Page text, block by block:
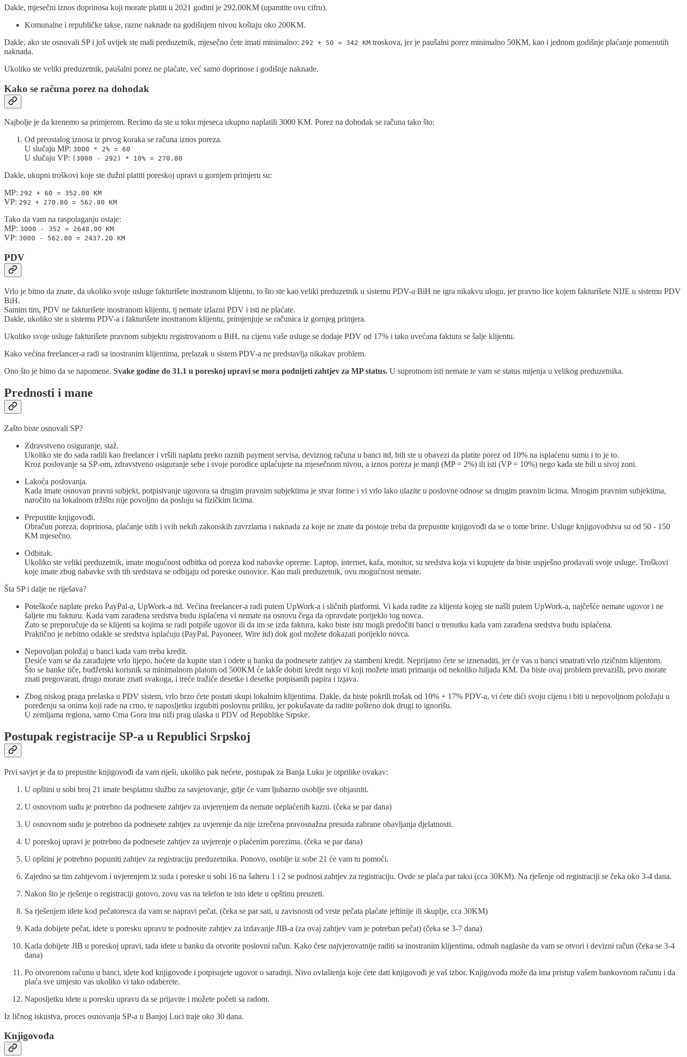
Dakle, mjesečni iznos doprinosa koji morate platiti u 2021 godini je 292.00KM (upamtite ovu cifru).
Komunalne i republičke takse, razne naknade na godišnjem nivou koštaju oko 200KM.
Dakle, ako ste osnovali SP i još uvijek ste mali preduzetnik, mjesečno ćete imati minimalno: 292 + 50 = 342 KM troskova, jer je paušalni porez minimalno 50KM, kao i jednom godišnje plaćanje pomenutih
naknada.
Ukoliko ste veliki preduzetnik, paušalni porez ne plaćate, već samo doprinose i godišnje naknade.
Kako se računa porez na dohodak
Najbolje je da krenemo sa primjerom. Recimo da ste u toku mjeseca ukupno naplatili 3000 KM. Porez na dohodak se računa tako što:
Od preostalog iznosa iz prvog koraka se računa iznos poreza.
U slučaju MP: 3000 * 2% = 60
U slučaju VP: (3000 - 292) * 10% = 270.80
Dakle, ukupni troškovi koje ste dužni platiti poreskoj upravi u gornjem primjeru su:
MP: 292 + 60 = 352.00 KM
VP: 292 + 270.80 = 562.80 KM
Tako da vam na raspolaganju ostaje:
MP: 3000 - 352 = 2648.00 KM
VP: 3000 - 562.80 = 2437.20 KM
PDV
Vrlo je bitno da znate, da ukoliko svoje usluge fakturišete inostranom klijentu, to što ste kao veliki preduzetnik u sistemu PDV-a BiH ne igra nikakvu ulogu, jer pravno lice kojem fakturišete NIJE u sistemu PDV
BiH.
Samim tim, PDV ne fakturišete inostranom klijentu, tj nemate izlazni PDV i isti ne plaćate.
Dakle, ukoliko ste u sistemu PDV-a i fakturišete inostranom klijentu, primjenjuje se računica iz gornjeg primjera.
Ukoliko svoje usluge fakturišete pravnom subjektu registrovanom u BiH, na cijenu vaše usluge se dodaje PDV od 17% i tako uvećana faktura se šalje klijentu.
Kako većina freelancer-a radi sa inostranim klijentima, prelazak u sistem PDV-a ne predstavlja nikakav problem.
Ono što je bitno da se napomene. Svake godine do 31.1 u poreskoj upravi se mora podnijeti zahtjev za MP status. U suprotnom isti nemate te vam se status mijenja u velikog preduzetnika.
Prednosti i mane
Zašto biste osnovali SP?
Zdravstveno osiguranje, staž.
Ukoliko ste do sada radili kao freelancer i vršili naplatu preko raznih payment servisa, deviznog računa u banci itd, bili ste u obavezi da platite porez od 10% na isplaćenu sumu i to je to.
Kroz poslovanje sa SP-om, zdravstveno osiguranje sebe i svoje porodice uplaćujete na mjesečnom nivou, a iznos poreza je manji (MP = 2%) ili isti (VP = 10%) nego kada ste bili u sivoj zoni.
Lakoća poslovanja.
Kada imate osnovan pravni subjekt, potpisivanje ugovora sa drugim pravnim subjektima je stvar forme i vi vrlo lako ulazite u poslovne odnose sa drugim pravnim licima. Mnogim pravnim subjektima,
naročito na lokalnom tržištu nije povoljno da posluju sa fizičkim licima.
Prepustite knjigovođi.
Obračun poreza, doprinosa, plaćanje istih i svih nekih zakonskih zavrzlama i naknada za koje ne znate da postoje treba da prepustite knjigovođi da se o tome brine. Usluge knjigovodstva su od 50 - 150
KM mjesečno.
Odbitak.
Ukoliko ste veliki preduzetnik, imate mogućnost odbitka od poreza kod nabavke opreme. Laptop, internet, kafa, monitor, su sredstva koja vi kupujete da biste uspješno prodavali svoje usluge. Troškovi
koje imate zbog nabavke svih tih sredstava se odbijaju od poreske osnovice. Kao mali preduzetnik, ovu mogućnost nemate.
Šta SP i dalje ne riješava?
Poteškoće naplate preko PayPal-a, UpWork-a itd. Većina freelancer-a radi putem UpWork-a i sličnih platformi. Vi kada radite za klijenta kojeg ste našli putem UpWork-a, najčešće nemate ugovor i ne
šaljete mu fakturu. Kada vam zarađena sredstva budu isplaćena vi nemate na osnovu čega da opravdate porijeklo tog novca.
Zato se preporučuje da se klijenti sa kojima se radi potpiše ugovor ili da im se izda faktura, kako biste istu mogli predočiti banci u trenutku kada vam zarađena sredstva budu isplaćena.
Praktično je nebitno odakle se sredstva isplaćuju (PayPal, Payoneer, Wire itd) dok god možete dokazati porijeklo novca.
Nepovoljan položaj u banci kada vam treba kredit.
Desiće vam se da zarađujete vrlo lijepo, hoćete da kupite stan i odete u banku da podnesete zahtjev za stambeni kredit. Neprijatno ćete se iznenaditi, jer će vas u banci smatrati vrlo rizičnim klijentom.
Što se banke tiče, budžetski korisnik sa minimalnom platom od 500KM će lakše dobiti kredit nego vi koji možete imati primanja od nekoliko hiljada KM. Da biste ovaj problem prevazišli, prvo morate
znati pregovarati, drugo morate znati svakoga, i treće tražiće desetke i desetke potpisanih papira i izjava.
Zbog niskog praga prelaska u PDV sistem, vrlo brzo ćete postati skupi lokalnim klijentima. Dakle, da biste pokrili trošak od 10% + 17% PDV-a, vi ćete dići svoju cijenu i biti u nepovoljnom položaju u
poređenju sa onima koji rade na crno, te naposljetku izgubiti poslovnu priliku, jer pokušavate da radite pošteno dok drugi to ignorišu.
U zemljama regiona, samo Crna Gora ima niži prag ulaska u PDV od Republike Srpske.
Postupak registracije SP-a u Republici Srpskoj
Prvi savjet je da to prepustite knjigovođi da vam riješi, ukoliko pak nećete, postupak za Banja Luku je otprilike ovakav:
U opštini u sobi broj 21 imate besplatnu službu za savjetovanje, gdje će vam ljubazno osoblje sve objasniti.
U osnovnom sudu je potrebno da podnesete zahtjev za uvjerenjem da nemate neplaćenih kazni. (čeka se par dana)
U osnovnom sudu je potrebno da podnesete zahtjev za uvjerenje da nije izrečena pravosnažna presuda zabrane obavljanja djelatnosti.
U poreskoj upravi je potrebno da podnesete zahtjev za uvjerenje o plaćenim porezima. (čeka se par dana)
U opštini je potrebno popuniti zahtjev za registraciju preduzetnika. Ponovo, osoblje iz sobe 21 će vam tu pomoći.
Zajedno sa tim zahtjevom i uvjerenjem iz suda i poreske u sobi 16 na šalteru 1 i 2 se podnosi zahtjev za registraciju. Ovde se plaća par taksi (cca 30KM). Na rješenje od registraciji se čeka oko 3-4 dana.
Nakon što je rješenje o registraciji gotovo, zovu vas na telefon te isto idete u opštinu preuzeti.
Sa rješenjem idete kod pečatoresca da vam se napravi pečat. (čeka se par sati, u zavisnosti od vrste pečata plaćate jeftinije ili skuplje, cca 30KM)
Kada dobijete pečat, idete u poresku upravu te podnosite zahtjev za izdavanje JIB-a (za ovaj zahtjev vam je potreban pečat) (čeka se 3-7 dana)
Kada dobijete JIB u poreskoj upravi, tada idete u banku da otvorite poslovni račun. Kako ćete najvjerovatnije raditi sa inostranim klijentima, odmah naglasite da vam se otvori i devizni račun (čeka se 3-4
dana)
Po otvorenom računu u banci, idete kod knjigovođe i potpisujete ugovor o saradnji. Nivo ovlaštenja koje ćete dati knjigovođi je vaš izbor. Knjigovođa može da ima pristup vašem bankovnom računu i da
plaća sve umjesto vas ukoliko vi tako odaberete.
Naposljetku idete u poresku upravu da se prijavite i možete početi sa radom.
Iz ličnog iskustva, proces osnovanja SP-a u Banjoj Luci traje oko 30 dana.
Knjigovođa